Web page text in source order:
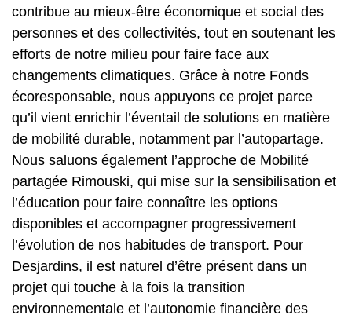
contribue au mieux‑être économique et social des
personnes et des collectivités, tout en soutenant les
efforts de notre milieu pour faire face aux
changements climatiques. Grâce à notre Fonds
écoresponsable, nous appuyons ce projet parce
qu’il vient enrichir l’éventail de solutions en matière
de mobilité durable, notamment par l’autopartage.
Nous saluons également l’approche de Mobilité
partagée Rimouski, qui mise sur la sensibilisation et
l’éducation pour faire connaître les options
disponibles et accompagner progressivement
l’évolution de nos habitudes de transport. Pour
Desjardins, il est naturel d’être présent dans un
projet qui touche à la fois la transition
environnementale et l’autonomie financière des